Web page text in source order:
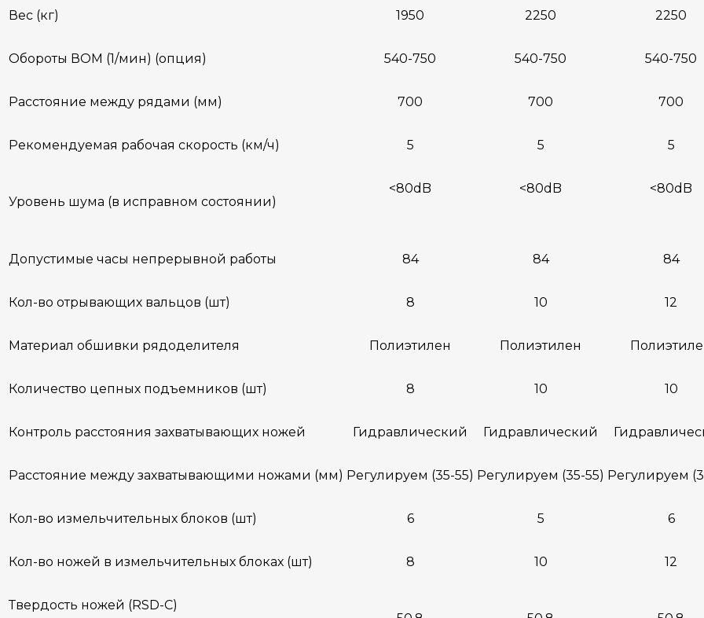
Вес (кг) 1950 2250 2250
Обороты ВОМ (1/мин) (опция) 540-750 540-750 540-750
Расстояние между рядами (мм) 700 700 700
Рекомендуемая рабочая скорость (км/ч) 5 5 5
Уровень шума (в исправном состоянии)
<80dB <80dB <80dB
Допустимые часы непрерывной работы 84 84 84
Кол-во отрывающих вальцов (шт) 8 10 12
Материал обшивки рядоделителя Полиэтилен Полиэтилен
Количество цепных подъемников (шт) 8 10 10
Контроль расстояния захватывающих ножей Гидравлический Гидравлический
Расстояние между захватывающими ножами (мм) Регулируем (35-55) Регулируем (35-55) Регулируем
Кол-во измельчительных блоков (шт) 6 5 6
Кол-во ножей в измельчительных блоках (шт) 8 10 12
Твердость ножей (RSD-C)